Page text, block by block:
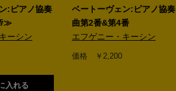
:ピアノ協奏
≫
ーシン
入れる
ベートーヴェン:ピアノ協奏
曲第2番&第4番
エフゲニー・キーシン
価格 ￥2,200